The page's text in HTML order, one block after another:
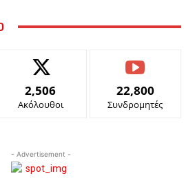
2,506
Ακόλουθοι
22,800
Συνδρομητές
- Advertisement -